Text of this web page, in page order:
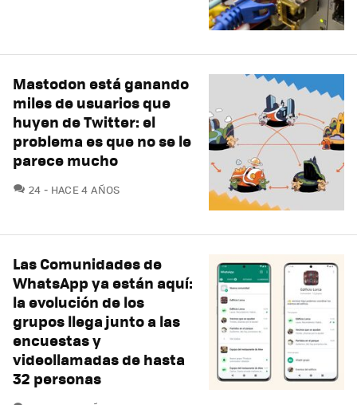
Mastodon está ganando
miles de usuarios que
huyen de Twitter: el
problema es que no se le
parece mucho
24 COMENTARIOS
HACE 4 AÑOS
Las Comunidades de
WhatsApp ya están aquí:
la evolución de los
grupos llega junto a las
encuestas y
videollamadas de hasta
32 personas